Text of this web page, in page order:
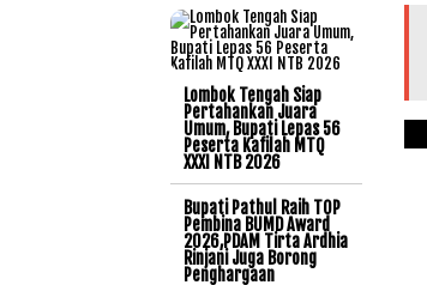
Lombok Tengah Siap
Pertahankan Juara
Umum, Bupati Lepas 56
Peserta Kafilah MTQ
XXXI NTB 2026
Bupati Pathul Raih TOP
Pembina BUMD Award
2026,PDAM Tirta Ardhia
Rinjani Juga Borong
Penghargaan